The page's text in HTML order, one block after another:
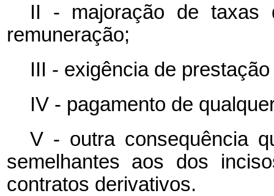
II - majoração de taxas
remuneração;
III - exigência de
IV - pagamento de
V - outra consequência
semelhantes aos dos
contratos derivativos.